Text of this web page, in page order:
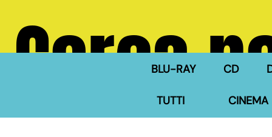
BLU-RAY CD
TUTTI CINEMA
Cerca